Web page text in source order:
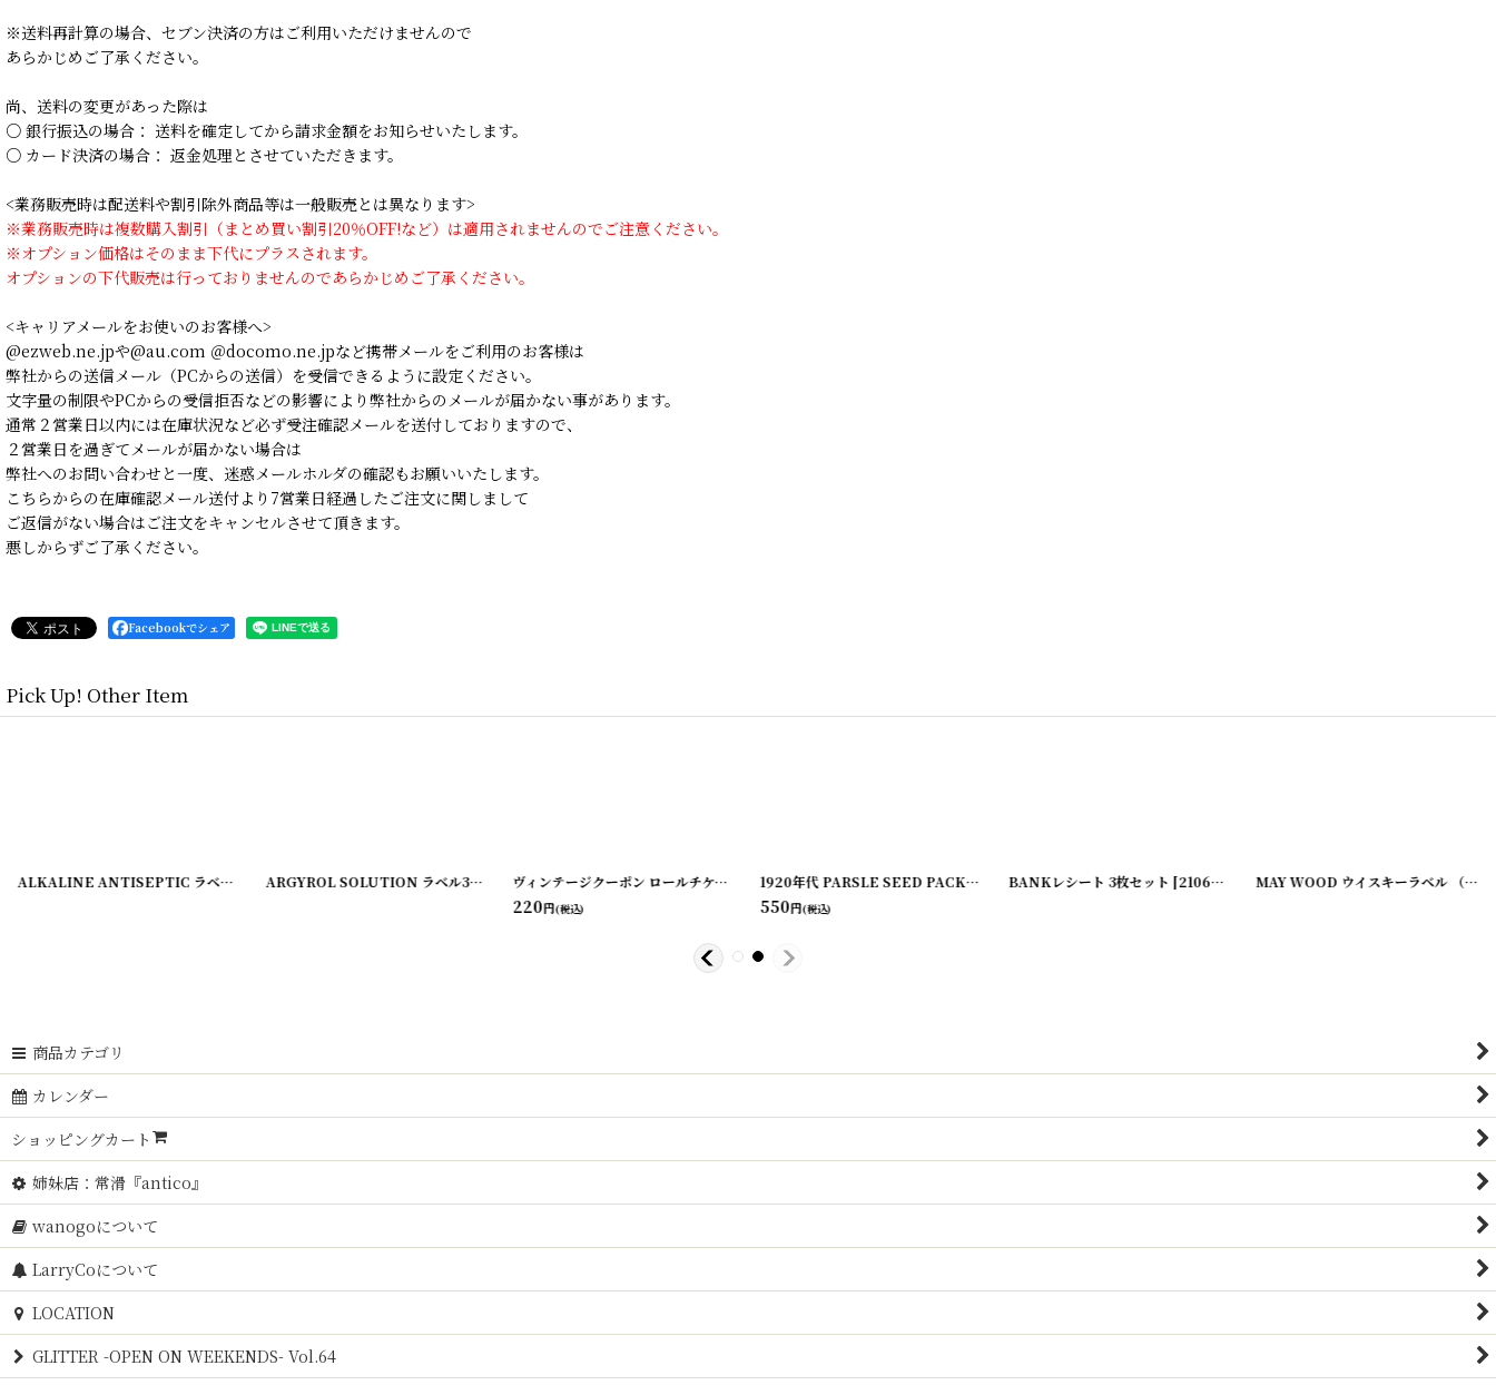
※送料再計算の場合、セブン決済の方はご利用いただけませんので
あらかじめご了承ください。
尚、送料の変更があった際は
○ 銀行振込の場合： 送料を確定してから請求金額をお知らせいたします。
○ カード決済の場合： 返金処理とさせていただきます。
<業務販売時は配送料や割引除外商品等は一般販売とは異なります>
※業務販売時は複数購入割引（まとめ買い割引20％OFF!など）は適用されませんのでご注意ください。
※オプション価格はそのまま下代にプラスされます。
オプションの下代販売は行っておりませんのであらかじめご了承ください。
<キャリアメールをお使いのお客様へ>
@ezweb.ne.jpや@au.com ＠docomo.ne.jpなど携帯メールをご利用のお客様は
弊社からの送信メール（PCからの送信）を受信できるように設定ください。
文字量の制限やPCからの受信拒否などの影響により弊社からのメールが届かない事があります。
通常２営業日以内には在庫状況など必ず受注確認メールを送付しておりますので、
２営業日を過ぎてメールが届かない場合は
弊社へのお問い合わせと一度、迷惑メールホルダの確認もお願いいたします。
こちらからの在庫確認メール送付より7営業日経過したご注文に関しまして
ご返信がない場合はご注文をキャンセルさせて頂きます。
悪しからずご了承ください。
Facebookでシェア
Pick Up! Other Item
] ALKALINE ANTISEPTIC ラベル2枚セット ZUMSTEG BROTHERS [220114-3]
ARGYROL SOLUTION ラベル3枚セット [220108-2] ヴィンテージクーポン ロールチケット＜ダブル＞ 10枚SET [20200617-5]
220円(税込)
1920年代 PARSLE SEED PACKAGE 2020624-27]
550円(税込)
BANKレシート 3枚セット [210622-4 MAY WOOD ウイスキーラベル （2枚セット）
商品カテゴリ
カレンダー
ショッピングカート
姉妹店：常滑『antico』
wanogoについて
LarryCoについて
LOCATION
GLITTER -OPEN ON WEEKENDS- Vol.64